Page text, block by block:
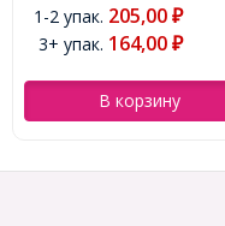
Основы: 29мм,
(БА000001621)
291,00 ₽/ 5 шт
В корзину